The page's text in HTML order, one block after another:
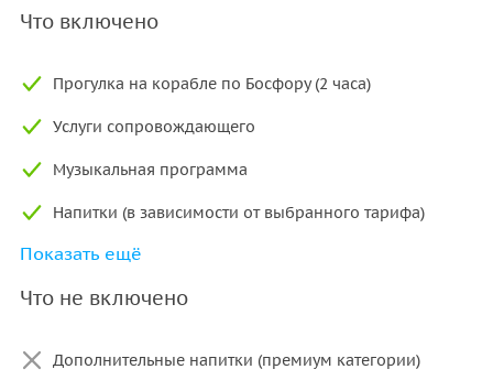
бронировать заранее.
причал;
• тариф с трансфером
обратно.
Дети до 2 лет — бесплатно (без предоставления
отдельного места в транспорте).
Круиз по Босфору на закате
воде и огни города. Вы увидите:
Что включено
Прогулка на корабле по Босфору (2 часа)
Услуги сопровождающего
Музыкальная программа
Напитки (в зависимости от выбранного тарифа)
Трансфер из отеля и обратно (при выборе тарифа)
Ужин на борту (при выборе тарифа с ужином)
Показать ещё
Что не включено
Дополнительные напитки (премиум категории)